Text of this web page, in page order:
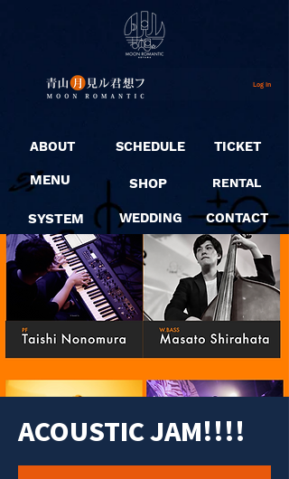
Log In
ABOUT
MENU
SYSTEM
SCHEDULE
SHOP
WEDDING
TICKET
RENTAL
CONTACT
ACOUSTIC JAM!!!!